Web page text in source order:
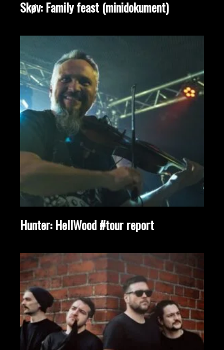
Skøv: Family feast (minidokument)
Hunter: HellWood #tour report